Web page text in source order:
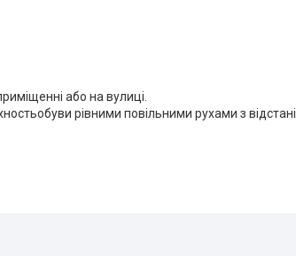
або на вулиці.
рівними повільними рухами з відстані